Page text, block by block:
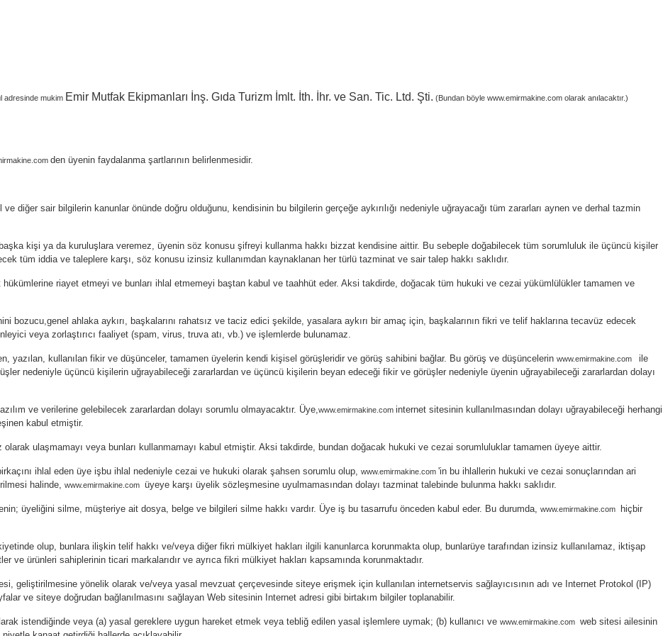
adresinde mukim Emir Mutfak Ekipmanları İnş. Gıda Turizm İmlt. İth. İhr. ve San. Tic. Ltd. Şti. (Bundan böyle www.emirmakine.com olarak anılacaktır.)
den üyenin faydalanma şartlarının belirlenmesidir.
diğer sair bilgilerin kanunlar önünde doğru olduğunu, kendisinin bu bilgilerin gerçeğe aykırılığı nedeniyle uğrayacağı tüm zararları aynen ve derhal tazmin
kişi ya da kuruluşlara veremez, üyenin söz konusu şifreyi kullanma hakkı bizzat kendisine aittir. Bu sebeple doğabilecek tüm sorumluluk ile üçüncü kişiler
tüm iddia ve taleplere karşı, söz konusu izinsiz kullanımdan kaynaklanan her türlü tazminat ve sair talep hakkı saklıdır.
riayet etmeyi ve bunları ihlal etmemeyi baştan kabul ve taahhüt eder. Aksi takdirde, doğacak tüm hukuki ve cezai yükümlülükler tamamen ve
bozucu,genel ahlaka aykırı, başkalarını rahatsız ve taciz edici şekilde, yasalara aykırı bir amaç için, başkalarının fikri ve telif haklarına tecavüz edecek
veya zorlaştırıcı faaliyet (spam, virus, truva atı, vb.) ve işlemlerde bulunamaz.
yazılan, kullanılan fikir ve düşünceler, tamamen üyelerin kendi kişisel görüşleridir ve görüş sahibini bağlar. Bu görüş ve düşüncelerin www.emirmakine.com
ile
nedeniyle üçüncü kişilerin uğrayabileceği zararlardan ve üçüncü kişilerin beyan edeceği fikir ve görüşler nedeniyle üyenin uğrayabileceği zararlardan dolayı
ve verilerine gelebilecek zararlardan dolayı sorumlu olmayacaktır. Üye,www.emirmakine.com internet sitesinin kullanılmasından dolayı uğrayabileceği herhangi
kabul etmiştir.
olarak ulaşmamayı veya bunları kullanmamayı kabul etmiştir. Aksi takdirde, bundan doğacak hukuki ve cezai sorumluluklar tamamen üyeye aittir.
ihlal eden üye işbu ihlal nedeniyle cezai ve hukuki olarak şahsen sorumlu olup, www.emirmakine.com 'in bu ihlallerin hukuki ve cezai sonuçlarından ari
halinde, www.emirmakine.com üyeye karşı üyelik sözleşmesine uyulmamasından dolayı tazminat talebinde bulunma hakkı saklıdır.
üyeliğini silme, müşteriye ait dosya, belge ve bilgileri silme hakkı vardır. Üye iş bu tasarrufu önceden kabul eder. Bu durumda, www.emirmakine.com
hiçbir
olup, bunlara ilişkin telif hakkı ve/veya diğer fikri mülkiyet hakları ilgili kanunlarca korunmakta olup, bunlarüye tarafından izinsiz kullanılamaz, iktişap
ürünleri sahiplerinin ticari markalarıdır ve ayrıca fikri mülkiyet hakları kapsamında korunmaktadır.
geliştirilmesine yönelik olarak ve/veya yasal mevzuat çerçevesinde siteye erişmek için kullanılan internetservis sağlayıcısının adı ve Internet Protokol (IP)
ve siteye doğrudan bağlanılmasını sağlayan Web sitesinin Internet adresi gibi birtakım bilgiler toplanabilir.
istendiğinde veya (a) yasal gereklere uygun hareket etmek veya tebliğ edilen yasal işlemlere uymak; (b) kullanıcı ve www.emirmakine.com web sitesi ailesinin